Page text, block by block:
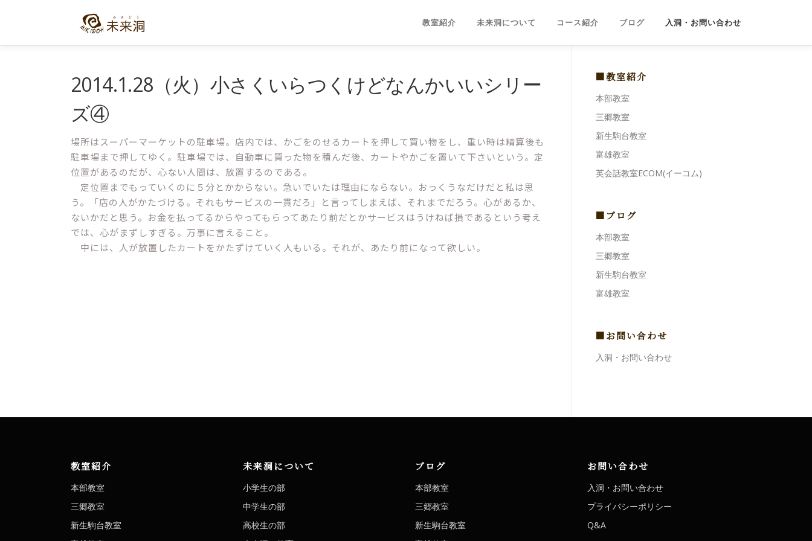
ン
教室紹介 未来洞について コース紹介 ブログ 入洞・お問い合わせ
2014.1.28（火）小さくいらつくけどなんかいいシリー
ズ④
場所はスーパーマーケットの駐車場。店内では、かごをのせるカートを押して買い物をし、重い時は精算後も
駐車場まで押してゆく。駐車場では、自動車に買った物を積んだ後、カートやかごを置いて下さいという。定
位置があるのだが、心ない人間は、放置するのである。
定位置までもっていくのに５分とかからない。急いでいたは理由にならない。おっくうなだけだと私は思
う。「店の人がかたづける。それもサービスの一貫だろ」と言ってしまえば、それまでだろう。心があるか、
ないかだと思う。お金を払ってるからやってもらってあたり前だとかサービスはうけねば損であるという考え
では、心がまずしすぎる。万事に言えること。
中には、人が放置したカートをかたずけていく人もいる。それが、あたり前になって欲しい。
■教室紹介
本部教室
三郷教室
新生駒台教室
富雄教室
英会話教室ECOM(イーコム)
■ブログ
本部教室
三郷教室
新生駒台教室
富雄教室
■お問い合わせ
入洞・お問い合わせ
教室紹介
本部教室
三郷教室
新生駒台教室
未来洞について
小学生の部
中学生の部
高校生の部
ブログ
本部教室
三郷教室
新生駒台教室
お問い合わせ
入洞・お問い合わせ
プライバシーポリシー
Q&A